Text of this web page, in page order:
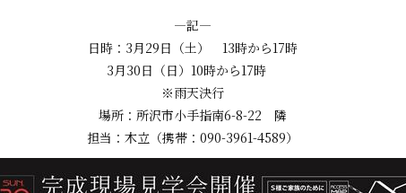
―記―
日時：3月29日（土） 13時から17時
3月30日（日）10時から17時
※雨天決行
場所：所沢市小手指南6-8-22 隣
担当：木立（携帯：090-3961-4589）